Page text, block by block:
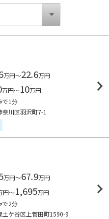
万円～22.6万円
万円～10万円
で1分
川区羽沢町7-1
万円～67.9万円
円～1,695万円
で2分
土ケ谷区上菅田町1590-9